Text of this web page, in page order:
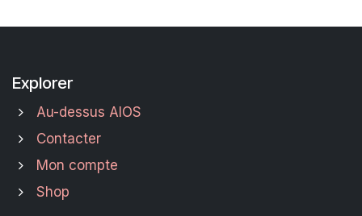
Explorer
Au-dessus AIOS
Contacter
Mon compte
Shop